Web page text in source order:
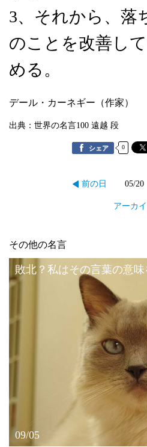
3、それから、落
のことを改善し
める。
デール・カーネギー（作家）
出典：世界の名言100 遠越 段
シェア 0
前の日 05/20
アーカ
その他の名言
敗北？私はその言葉の意
09/05